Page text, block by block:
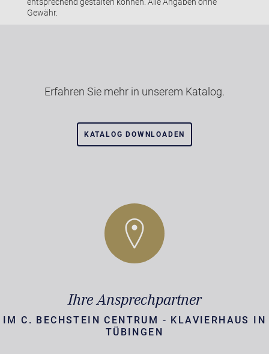
Gewähr.
Erfahren Sie mehr in unserem Katalog.
KATALOG DOWNLOADEN
Ihre Ansprechpartner
IM C. BECHSTEIN CENTRUM - KLAVIERHAUS IN
TÜBINGEN